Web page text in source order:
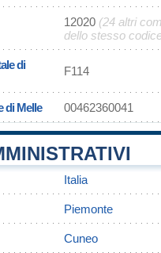
12020 (24 altri
dello stesso
di
F114
di Melle 00462360041
Italia
Piemonte
Cuneo